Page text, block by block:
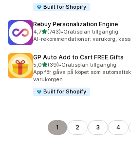
Built for Shopify
Rebuy Personalization Engine
4,7av 5 stjärnor
(743)
743 recensioner totalt
•Gratisplan tillgänglig
AI-rekommendationer: varukorg,
GP Auto Add to Cart FREE Gifts
5,0av 5 stjärnor
(39)
39 recensioner totalt
•Gratisplan tillgänglig
App för gåva på köpet som
varukorgen
Built for Shopify
1 2 3 4